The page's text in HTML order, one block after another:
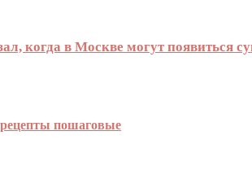
когда в Москве могут появиться
пошаговые